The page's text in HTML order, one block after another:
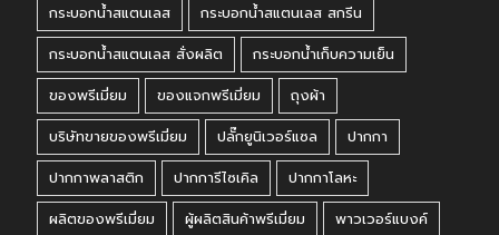
กระบอกน้ำสแตนเลส
กระบอกน้ำสแตนเลส สกรีน
กระบอกน้ำสแตนเลส สั่งผลิต
กระบอกน้ำเก็บความเย็น
ของพรีเมี่ยม
ของแจกพรีเมี่ยม
ถุงผ้า
บริษัทขายของพรีเมี่ยม
ปลั๊กยูนิเวอร์แซล
ปากกา
ปากกาพลาสติก
ปากการีไซเคิล
ปากกาโลหะ
ผลิตของพรีเมี่ยม
ผู้ผลิตสินค้าพรีเมี่ยม
พาวเวอร์แบงค์